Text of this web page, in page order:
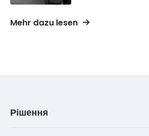
Mehr dazu lesen
Рішення
Iнтеграції